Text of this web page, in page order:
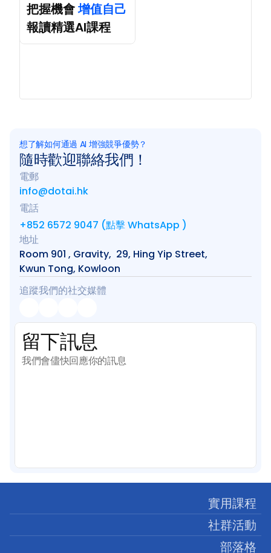
把握機會 增值自己
報讀精選AI課程
想了解如何通過 AI 增強競爭優勢？
隨時歡迎聯絡我們！
電郵
info@dotai.hk
電話
+852 6572 9047 (點擊 WhatsApp )
地址
Room 901 , Gravity,  29, Hing Yip Street,
Kwun Tong, Kowloon
追蹤我們的社交媒體
留下訊息
我們會儘快回應你的訊息
實用課程
社群活動
部落格